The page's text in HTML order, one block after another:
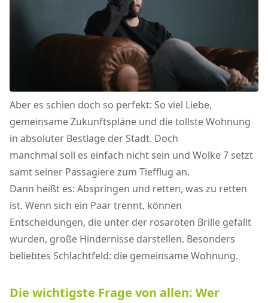
Aber es schien doch so perfekt: So viel Liebe,
gemeinsame Zukunftspläne und die tollste Wohnung
in absoluter Bestlage der Stadt. Doch
manchmal soll es einfach nicht sein und Wolke 7 setzt
samt seiner Passagiere zum Tiefflug an.
Dann heißt es: Abspringen und retten, was zu retten
ist. Wenn sich ein Paar trennt, können
Entscheidungen, die unter der rosaroten Brille gefällt
wurden, große Hindernisse darstellen. Besonders
beliebtes Schlachtfeld: die gemeinsame Wohnung.
Die wichtigste Frage von allen: Wer